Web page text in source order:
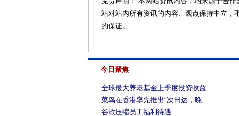
站对站内所有资讯的内容、观点保持中立，
的保证。
今日聚焦
全球最大养老基金上季度投资收益
菜鸟在香港率先推出“次日达，晚
谷歌压缩员工福利待遇